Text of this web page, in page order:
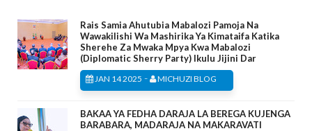
Rais Samia Ahutubia Mabalozi Pamoja Na
Wawakilishi Wa Mashirika Ya Kimataifa Katika
Sherehe Za Mwaka Mpya Kwa Mabalozi
(Diplomatic Sherry Party) Ikulu Jijini Dar
JAN 14 2025 - MICHUZI BLOG
BAKAA YA FEDHA DARAJA LA BEREGA KUJENGA
BARABARA, MADARAJA NA MAKARAVATI